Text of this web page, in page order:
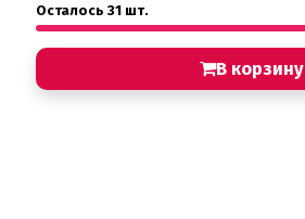
Осталось 31 шт.
В корзину